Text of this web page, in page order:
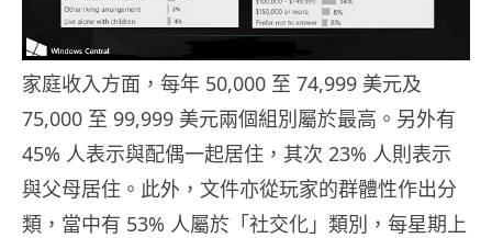
家庭收入方面，每年 50,000 至 74,999 美元及
75,000 至 99,999 美元兩個組別屬於最高。另外有
45% 人表示與配偶一起居住，其次 23% 人則表示
與父母居住。此外，文件亦從玩家的群體性作出分
類，當中有 53% 人屬於「社交化」類別，每星期上